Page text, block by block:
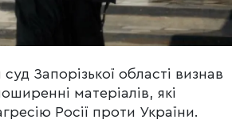
Запорізької області визнав
матеріалів, які
Росії проти України.